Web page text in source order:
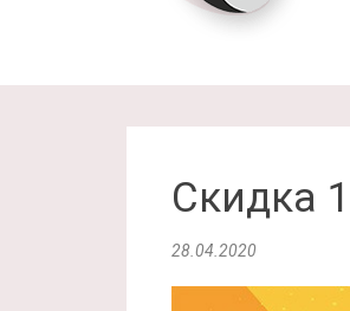
Скидка
28.04.2020